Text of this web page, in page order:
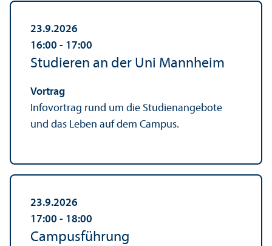
23.9.2026
16:00 ‐ 17:00
Studieren an der Uni Mannheim
Vortrag
Infovortrag rund um die Studien­angebote
und das Leben auf dem Campus.
23.9.2026
17:00 ‐ 18:00
Campusführung